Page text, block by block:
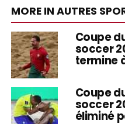
MORE IN AUTRES
Coupe
soccer
termine
Coupe
soccer
éliminé